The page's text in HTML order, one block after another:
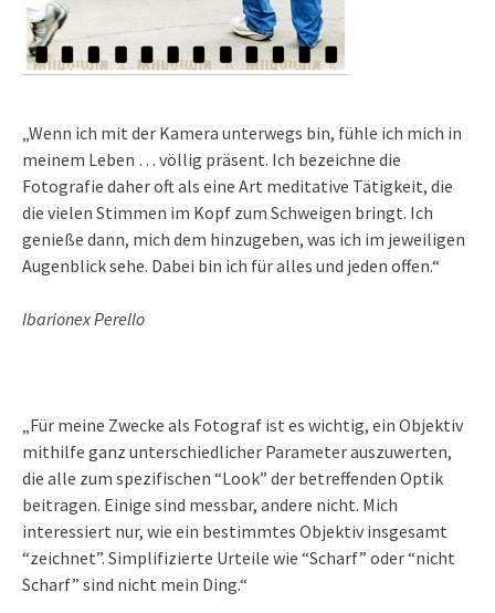
„Wenn ich mit der Kamera unterwegs bin, fühle ich mich in
meinem Leben … völlig präsent. Ich bezeichne die
Fotografie daher oft als eine Art meditative Tätigkeit, die
die vielen Stimmen im Kopf zum Schweigen bringt. Ich
genieße dann, mich dem hinzugeben, was ich im jeweiligen
Augenblick sehe. Dabei bin ich für alles und jeden offen.“
Ibarionex Perello
„Für meine Zwecke als Fotograf ist es wichtig, ein Objektiv
mithilfe ganz unterschiedlicher Parameter auszuwerten,
die alle zum spezifischen “Look” der betreffenden Optik
beitragen. Einige sind messbar, andere nicht. Mich
interessiert nur, wie ein bestimmtes Objektiv insgesamt
“zeichnet”. Simplifizierte Urteile wie “Scharf” oder “nicht
Scharf” sind nicht mein Ding.“